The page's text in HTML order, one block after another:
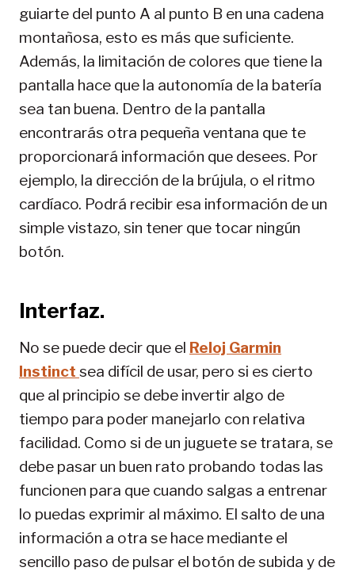
guiarte del punto A al punto B en una cadena
montañosa, esto es más que suficiente.
Además, la limitación de colores que tiene la
pantalla hace que la autonomía de la batería
sea tan buena. Dentro de la pantalla
encontrarás otra pequeña ventana que te
proporcionará información que desees. Por
ejemplo, la dirección de la brújula, o el ritmo
cardíaco. Podrá recibir esa información de un
simple vistazo, sin tener que tocar ningún
botón.
Interfaz.
No se puede decir que el Reloj Garmin
Instinct sea difícil de usar, pero si es cierto
que al principio se debe invertir algo de
tiempo para poder manejarlo con relativa
facilidad. Como si de un juguete se tratara, se
debe pasar un buen rato probando todas las
funcionen para que cuando salgas a entrenar
lo puedas exprimir al máximo. El salto de una
información a otra se hace mediante el
sencillo paso de pulsar el botón de subida y de